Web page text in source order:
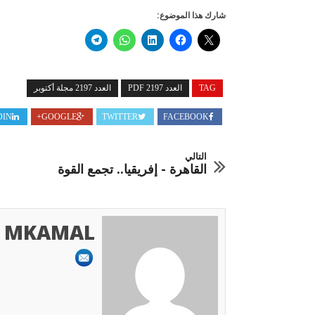
شارك هذا الموضوع:
TAG العدد 2197 PDF العدد 2197 مجلة أكتوبر
FACEBOOK
TWITTER
GOOGLE+
التالي
القاهرة - إفريقيا.. تجمع القوة
MKAMAL